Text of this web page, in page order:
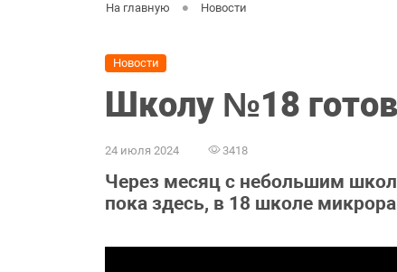
На главную Новости
Новости
Школу №18
24 июля 2024 3418
Через месяц с небольшим
пока здесь, в 18 школе